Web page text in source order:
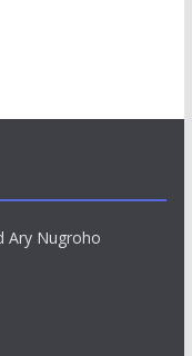
Ary Nugroho